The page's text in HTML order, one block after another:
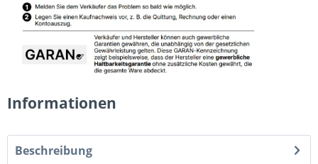
Informationen
Beschreibung